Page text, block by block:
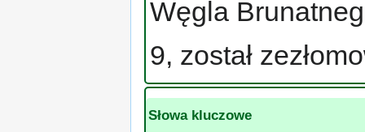
Węgla
9, został
Słowa kluczowe